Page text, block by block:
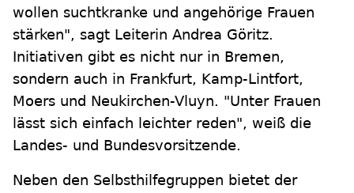
wollen suchtkranke und angehörige Frauen
stärken", sagt Leiterin Andrea Göritz.
Initiativen gibt es nicht nur in Bremen,
sondern auch in Frankfurt, Kamp-Lintfort,
Moers und Neukirchen-Vluyn. "Unter Frauen
lässt sich einfach leichter reden", weiß die
Landes- und Bundesvorsitzende.
Neben den Selbsthilfegruppen bietet der